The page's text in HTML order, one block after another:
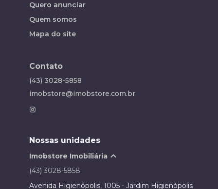
Quero anunciar
Quem somos
Mapa do site
Contato
(43) 3028-5858
imobstore@imobstore.com.br
Nossas unidades
Imobstore Imobiliária
(43) 3028-5858
Avenida Higienópolis, 1005 - Jardim Higienópolis